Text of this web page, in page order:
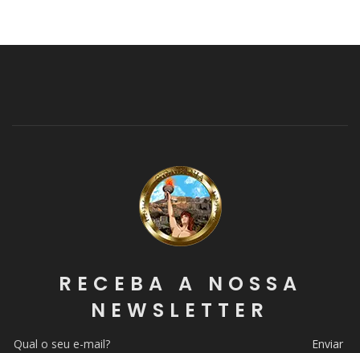
RECEBA A NOSSA
NEWSLETTER
Enviar